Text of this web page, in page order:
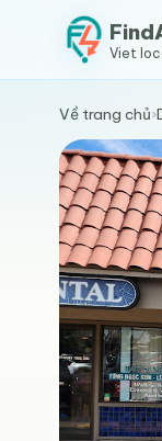
Viet
Về trang chủ›